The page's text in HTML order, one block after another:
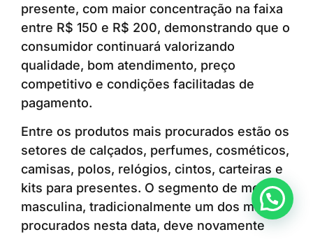
presente, com maior concentração na faixa
entre R$ 150 e R$ 200, demonstrando que o
consumidor continuará valorizando
qualidade, bom atendimento, preço
competitivo e condições facilitadas de
pagamento.
Entre os produtos mais procurados estão os
setores de calçados, perfumes, cosméticos,
camisas, polos, relógios, cintos, carteiras e
kits para presentes. O segmento de moda
masculina, tradicionalmente um dos mais
procurados nesta data, deve novamente
Anunciar ou recomendar matéria